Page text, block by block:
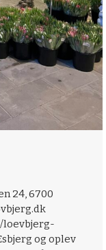
24, 6700
loevbjerg-
og oplev